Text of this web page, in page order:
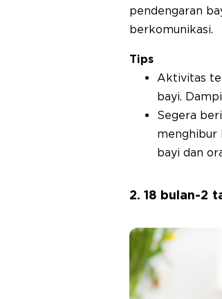
pendengaran
berkomunikasi.
Tips
Aktivitas
bayi.
Segera
menghibur
bayi dan
2. 18 bulan-2